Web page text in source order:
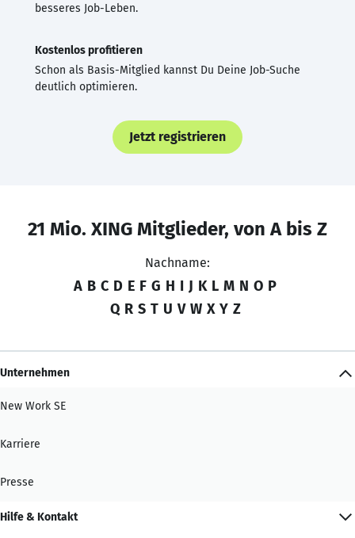
besseres Job-Leben.
Kostenlos profitieren
Schon als Basis-Mitglied kannst Du Deine Job-Suche
deutlich optimieren.
Jetzt registrieren
21 Mio. XING Mitglieder, von A bis Z
Nachname:
A B C D E F G H I J K L M N O P
Q R S T U V W X Y Z
Unternehmen
New Work SE
Karriere
Presse
Hilfe & Kontakt